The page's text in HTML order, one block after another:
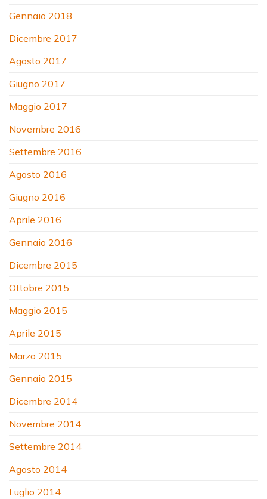
Gennaio 2018
Dicembre 2017
Agosto 2017
Giugno 2017
Maggio 2017
Novembre 2016
Settembre 2016
Agosto 2016
Giugno 2016
Aprile 2016
Gennaio 2016
Dicembre 2015
Ottobre 2015
Maggio 2015
Aprile 2015
Marzo 2015
Gennaio 2015
Dicembre 2014
Novembre 2014
Settembre 2014
Agosto 2014
Luglio 2014